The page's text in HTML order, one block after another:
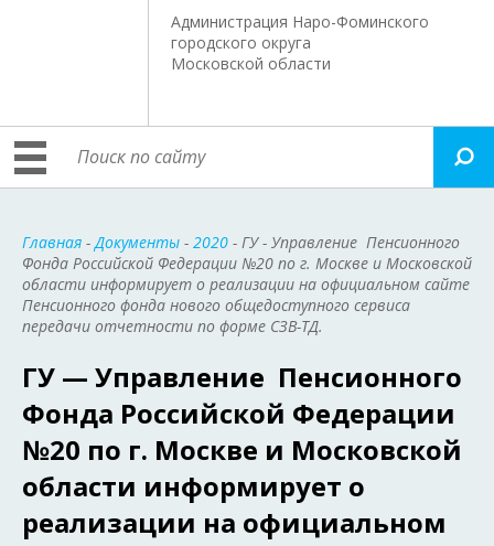
Администрация Наро-Фоминского
городского округа
Московской области
Главная -Документы - 2020 - ГУ - Управление Пенсионного
Фонда Российской Федерации №20 по г. Москве и Московской
области информирует о реализации на официальном сайте
Пенсионного фонда нового общедоступного сервиса
передачи отчетности по форме СЗВ-ТД.
ГУ — Управление Пенсионного
Фонда Российской Федерации
№20 по г. Москве и Московской
области информирует о
реализации на официальном